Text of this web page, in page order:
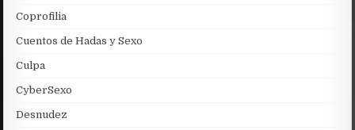
Coprofilia
Cuentos de Hadas y Sexo
Culpa
CyberSexo
Desnudez